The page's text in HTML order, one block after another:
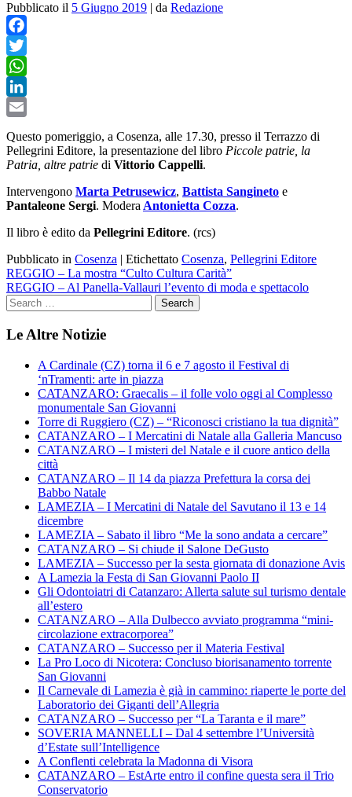
Pubblicato il 5 Giugno 2019 | da Redazione
Facebook
Twitter
WhatsApp
LinkedIn
Questo pomeriggio, a Cosenza, alle 17.30, presso il Terrazzo di
Pellegrini Editore, la presentazione del libro Piccole patrie, la
Patria, altre patrie di Vittorio Cappelli.
Intervengono Marta Petrusewicz, Battista Sangineto e
Pantaleone Sergi. ModeraAntonietta Cozza.
Il libro è edito da Pellegrini Editore. (rcs)
Pubblicato in Cosenza | Etichettato Cosenza, Pellegrini Editore
Navigazione
articoli
REGGIO – La mostra “Culto Cultura Carità”
REGGIO – Al Panella-Vallauri l’evento di moda e spettacolo
Le Altre Notizie
A Cardinale (CZ) torna il 6 e 7 agosto il Festival di
‘nTramenti: arte in piazza
CATANZARO: Graecalis – il folle volo oggi al Complesso
monumentale San Giovanni
Torre di Ruggiero (CZ) – “Riconosci cristiano la tua dignità”
CATANZARO – I Mercatini di Natale alla Galleria Mancuso
CATANZARO – I misteri del Natale e il cuore antico della
città
CATANZARO – Il 14 da piazza Prefettura la corsa dei
Babbo Natale
LAMEZIA – I Mercatini di Natale del Savutano il 13 e 14
dicembre
LAMEZIA – Sabato il libro “Me la sono andata a cercare”
CATANZARO – Si chiude il Salone DeGusto
LAMEZIA – Successo per la sesta giornata di donazione Avis
A Lamezia la Festa di San Giovanni Paolo II
Gli Odontoiatri di Catanzaro: Allerta salute sul turismo dentale
all’estero
CATANZARO – Alla Dulbecco avviato programma “mini-
circolazione extracorporea”
CATANZARO – Successo per il Materia Festival
La Pro Loco di Nicotera: Concluso biorisanamento torrente
San Giovanni
Il Carnevale di Lamezia è già in cammino: riaperte le porte del
Laboratorio dei Giganti dell’Allegria
CATANZARO – Successo per “La Taranta e il mare”
SOVERIA MANNELLI – Dal 4 settembre l’Università
d’Estate sull’Intelligence
A Conflenti celebrata la Madonna di Visora
CATANZARO – EstArte entro il confine questa sera il Trio
Conservatorio